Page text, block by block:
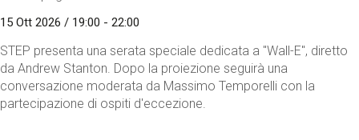
15 Ott 2026 / 19:00 - 22:00
STEP presenta una serata speciale dedicata a "Wall-E", diretto
da Andrew Stanton. Dopo la proiezione seguirà una
conversazione moderata da Massimo Temporelli con la
partecipazione di ospiti d'eccezione.